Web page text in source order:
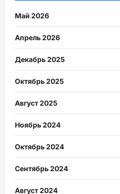
Май 2026
Апрель 2026
Декабрь 2025
Октябрь 2025
Август 2025
Ноябрь 2024
Октябрь 2024
Сентябрь 2024
Август 2024